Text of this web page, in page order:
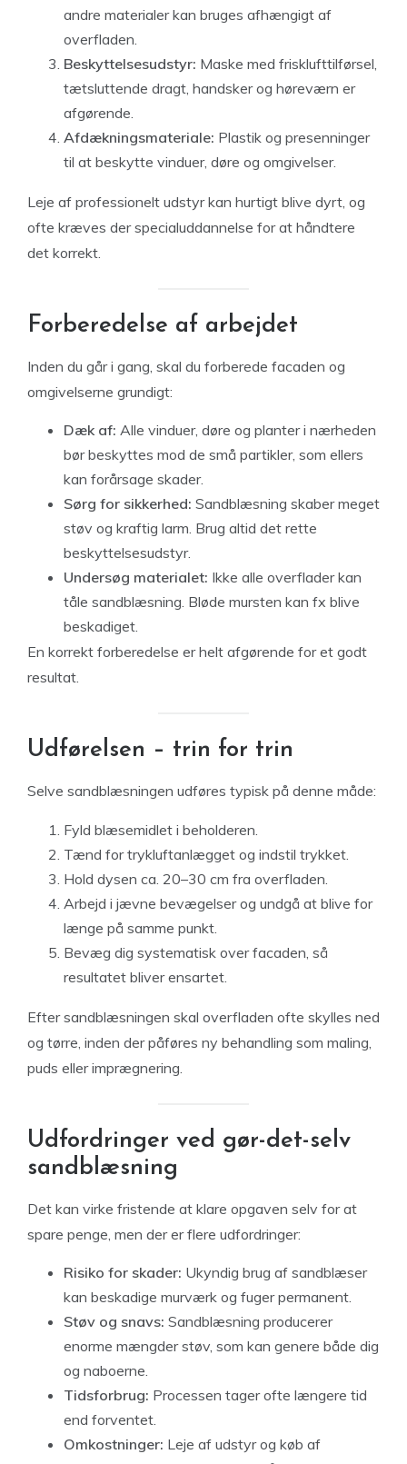
andre materialer kan bruges afhængigt af
overfladen.
Beskyttelsesudstyr: Maske med frisklufttilførsel,
tætsluttende dragt, handsker og høreværn er
afgørende.
Afdækningsmateriale: Plastik og presenninger
til at beskytte vinduer, døre og omgivelser.
Leje af professionelt udstyr kan hurtigt blive dyrt, og
ofte kræves der specialuddannelse for at håndtere
det korrekt.
Forberedelse af arbejdet
Inden du går i gang, skal du forberede facaden og
omgivelserne grundigt:
Dæk af: Alle vinduer, døre og planter i nærheden
bør beskyttes mod de små partikler, som ellers
kan forårsage skader.
Sørg for sikkerhed: Sandblæsning skaber meget
støv og kraftig larm. Brug altid det rette
beskyttelsesudstyr.
Undersøg materialet: Ikke alle overflader kan
tåle sandblæsning. Bløde mursten kan fx blive
beskadiget.
En korrekt forberedelse er helt afgørende for et godt
resultat.
Udførelsen – trin for trin
Selve sandblæsningen udføres typisk på denne måde:
Fyld blæsemidlet i beholderen.
Tænd for trykluftanlægget og indstil trykket.
Hold dysen ca. 20–30 cm fra overfladen.
Arbejd i jævne bevægelser og undgå at blive for
længe på samme punkt.
Bevæg dig systematisk over facaden, så
resultatet bliver ensartet.
Efter sandblæsningen skal overfladen ofte skylles ned
og tørre, inden der påføres ny behandling som maling,
puds eller imprægnering.
Udfordringer ved gør-det-selv
sandblæsning
Det kan virke fristende at klare opgaven selv for at
spare penge, men der er flere udfordringer:
Risiko for skader: Ukyndig brug af sandblæser
kan beskadige murværk og fuger permanent.
Støv og snavs: Sandblæsning producerer
enorme mængder støv, som kan genere både dig
og naboerne.
Tidsforbrug: Processen tager ofte længere tid
end forventet.
Omkostninger: Leje af udstyr og køb af